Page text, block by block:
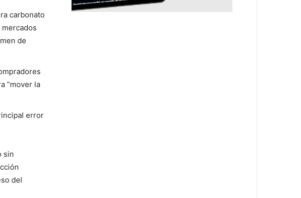
carbonato
de
“mover la
error
sin
del